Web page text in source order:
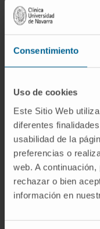
Consentimiento
Uso de cookies
Este Sitio Web
diferentes
usabilidad de la
preferencias o
web. A
rechazar o bien
información en
diez a catorce
se indican
El antibiótico
obtenga a partir
secreción nasal.
La sinusitis
una inflamación
Esta
un proceso